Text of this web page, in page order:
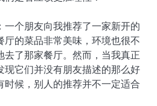
个朋友向我推荐了一家新开的
的菜品非常美味，环境也很不
去了那家餐厅。然而，当我真正
现它们并没有朋友描述的那么好
候，别人的推荐并不一定适合